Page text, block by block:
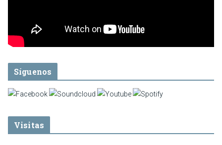
Síguenos
Visitas